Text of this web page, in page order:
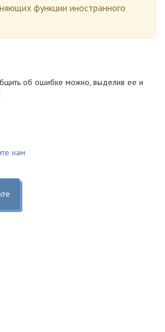
функции иностранного
об ошибке можно, выделив ее и
нам